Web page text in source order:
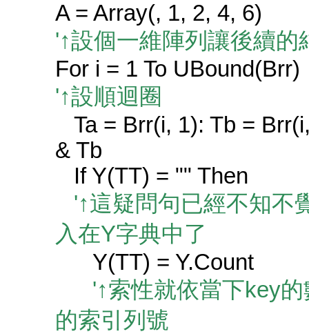
A = Array(, 1, 2, 4, 6)
'↑設個一維陣列讓後續
For i = 1 To UBound(Brr)
'↑設順迴圈
Ta = Brr(i, 1): Tb =
& Tb
If Y(TT) = "" Then
'↑這疑問句已經不知不
入在Y字典中了
Y(TT) = Y.Count
'↑索性就依當下key的
的索引列號